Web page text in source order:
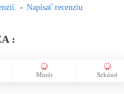
- Napísať recenziu
:
Minút Sekúnd